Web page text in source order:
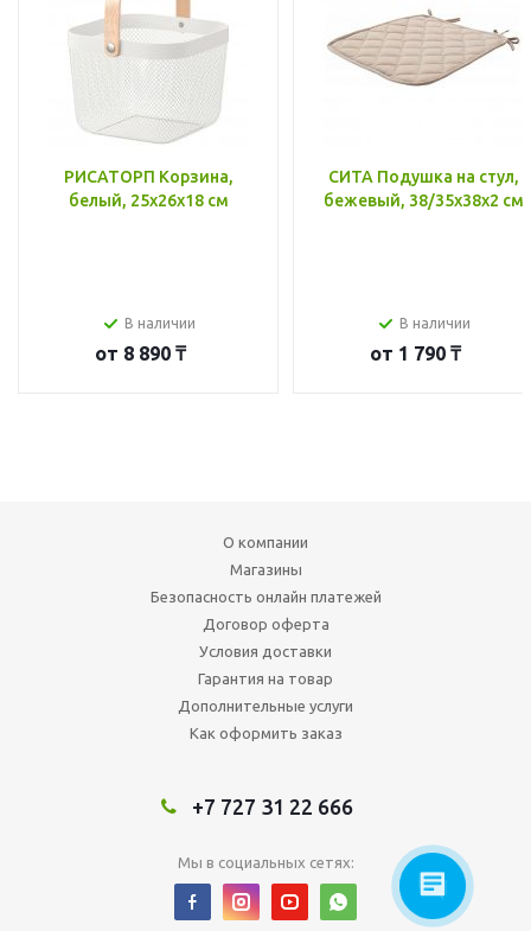
РИСАТОРП Корзина,
белый, 25x26x18 см
В наличии
от 8 890 ₸
СИТА Подушка на стул,
бежевый, 38/35x38x2 см
В наличии
от 1 790 ₸
О компании
Магазины
Безопасность онлайн платежей
Договор оферта
Условия доставки
Гарантия на товар
Дополнительные услуги
Как оформить заказ
+7 727 31 22 666
Мы в социальных сетях: